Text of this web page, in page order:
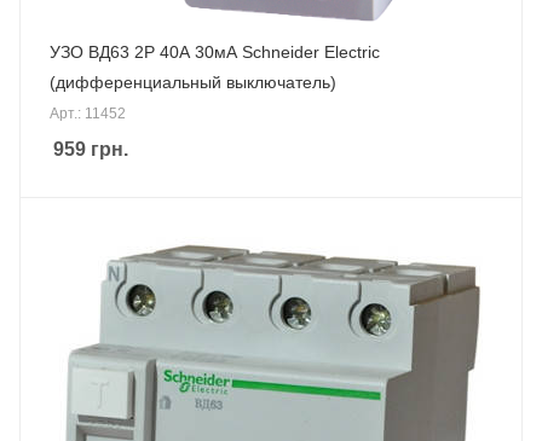
УЗО ВД63 2P 40А 30мА Schneider Electric
(дифференциальный выключатель)
Арт.: 11452
959 грн.